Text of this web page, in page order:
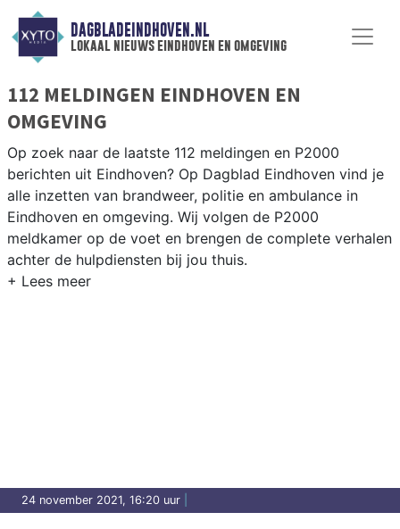
DAGBLADEINDHOVEN.NL
lokaal nieuws eindhoven en omgeving
112 MELDINGEN EINDHOVEN EN
OMGEVING
Op zoek naar de laatste 112 meldingen en P2000
berichten uit Eindhoven? Op Dagblad Eindhoven vind je
alle inzetten van brandweer, politie en ambulance in
Eindhoven en omgeving. Wij volgen de P2000
meldkamer op de voet en brengen de complete verhalen
achter de hulpdiensten bij jou thuis.
24 november 2021, 16:20 uur